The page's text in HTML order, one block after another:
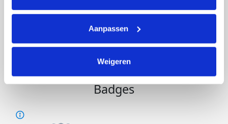
Aanpassen
Weigeren
Opgehaald Streefbedrag
Word lid van mijn team
Badges